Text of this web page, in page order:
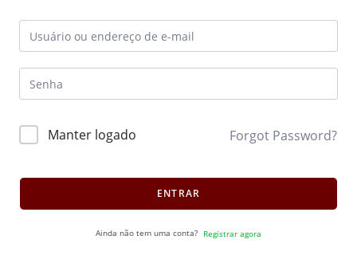
Manter logado Forgot Password?
ENTRAR
Ainda não tem uma conta? Registrar agora